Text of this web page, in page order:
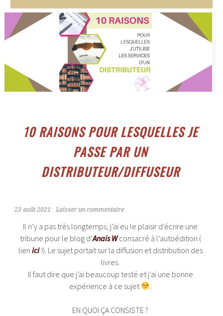
10 RAISONS POUR LESQUELLES JE
PASSE PAR UN
DISTRIBUTEUR/DIFFUSEUR
23 août 2021 Laisser un commentaire
Il n’y a pas très longtemps, j’ai eu le plaisir d’écrire une
tribune pour le blog d’Anaïs Wconsacré à l’autoédition (
lien ici!). Le sujet portait sur la diffusion et distribution des
livres.
Il faut dire que j’ai beaucoup testé et j’ai une bonne
expérience à ce sujet
EN QUOI ÇA CONSISTE ?